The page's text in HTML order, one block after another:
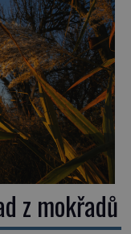
z mokřadů